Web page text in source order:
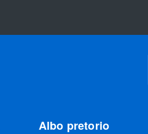
Albo pretorio